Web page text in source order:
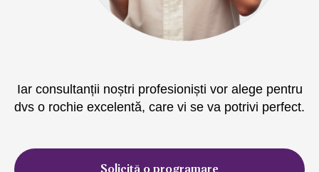
Iar consultanții noștri profesioniști vor alege pentru
dvs o rochie excelentă, care vi se va potrivi perfect.
Solicită o programare